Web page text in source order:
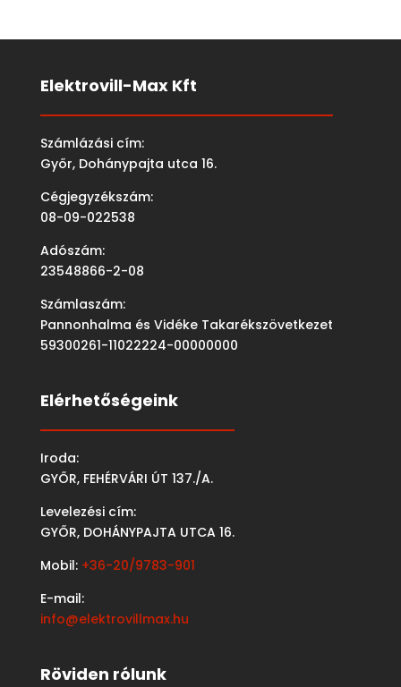
Elektrovill-Max Kft
Számlázási cím:
Győr, Dohánypajta utca 16.
Cégjegyzékszám:
08-09-022538
Adószám:
23548866-2-08
Számlaszám:
Pannonhalma és Vidéke Takarékszövetkezet
59300261-11022224-00000000
Elérhetőségeink
Iroda:
GYŐR, FEHÉRVÁRI ÚT 137./A.
Levelezési cím:
GYŐR, DOHÁNYPAJTA UTCA 16.
Mobil: +36-20/9783-901
E-mail:
info@elektrovillmax.hu
Röviden rólunk